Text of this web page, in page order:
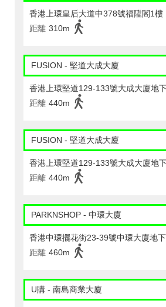
香港上環皇后大道中378號福陞閣1樓
距離 310m
FUSION - 堅道大成大廈
香港上環堅道129-133號大成大廈地
距離 440m
FUSION - 堅道大成大廈
香港上環堅道129-133號大成大廈地
距離 440m
PARKNSHOP - 中環大廈
香港中環擺花街23-39號中環大廈地下
距離 460m
U購 - 南島商業大廈